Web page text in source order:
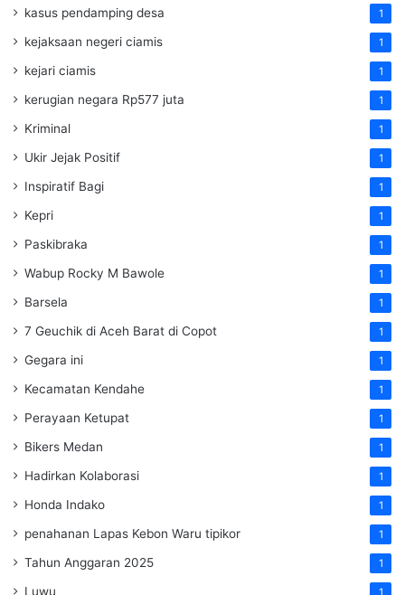
kasus pendamping desa 1
kejaksaan negeri ciamis 1
kejari ciamis 1
kerugian negara Rp577 juta 1
Kriminal 1
Ukir Jejak Positif 1
Inspiratif Bagi 1
Kepri 1
Paskibraka 1
Wabup Rocky M Bawole 1
Barsela 1
7 Geuchik di Aceh Barat di Copot 1
Gegara ini 1
Kecamatan Kendahe 1
Perayaan Ketupat 1
Bikers Medan 1
Hadirkan Kolaborasi 1
Honda Indako 1
penahanan Lapas Kebon Waru tipikor 1
Tahun Anggaran 2025 1
Luwu